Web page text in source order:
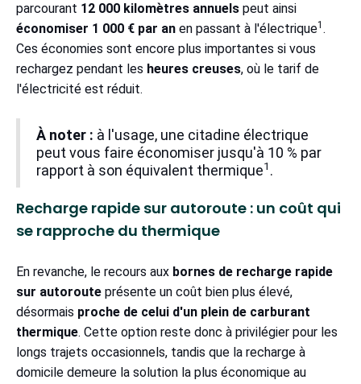
parcourant 12 000 kilomètres annuels peut ainsi
économiser 1 000 € par an en passant à l'électrique1 .
Ces économies sont encore plus importantes si vous
rechargez pendant les heures creuses, où le tarif de
l'électricité est réduit.
À noter : à l'usage, une citadine électrique
peut vous faire économiser jusqu'à 10 % par
rapport à son équivalent thermique1 .
Recharge rapide sur autoroute : un coût qui
se rapproche du thermique
En revanche, le recours aux bornes de recharge rapide
sur autoroute présente un coût bien plus élevé,
désormais proche de celui d'un plein de carburant
thermique. Cette option reste donc à privilégier pour les
longs trajets occasionnels, tandis que la recharge à
domicile demeure la solution la plus économique au